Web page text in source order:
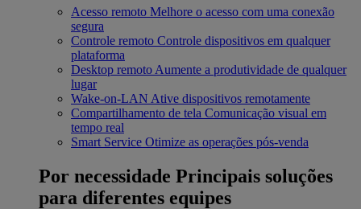
Acesso remoto Melhore o acesso com uma conexão
segura
Controle remoto Controle dispositivos em qualquer
plataforma
Desktop remoto Aumente a produtividade de qualquer
lugar
Wake-on-LAN Ative dispositivos remotamente
Compartilhamento de tela Comunicação visual em
tempo real
Smart Service Otimize as operações pós-venda
Por necessidade Principais soluções
para diferentes equipes